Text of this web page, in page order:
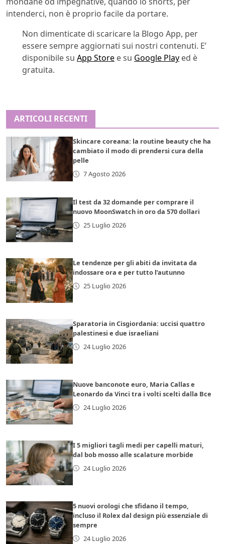
intenderci, non è proprio facile da portare.
Non dimenticate di scaricare la Blogo App, per
essere sempre aggiornati sui nostri contenuti. E’
disponibile su App Store e su Google Play ed è
gratuita.
ARTICOLI RECENTI
Skincare coreana: la routine beauty che ha
cambiato il modo di prendersi cura della
pelle
7 Agosto 2026
Il test da 32 domande per comprare il
nuovo MoonSwatch in oro da 570 dollari
25 Luglio 2026
Le tendenze per gli abiti da invitata da
indossare ora e per tutto l’autunno
25 Luglio 2026
Sparatoria in Cisgiordania: uccisi quattro
palestinesi e due israeliani
24 Luglio 2026
Nuove banconote euro, Maria Callas e
Leonardo da Vinci tra i volti scelti dalla Bce
24 Luglio 2026
I 5 migliori tagli medi per capelli maturi,
dal bob mosso alle scalature morbide
24 Luglio 2026
5 nuovi orologi che sfidano il tempo,
incluso il Rolex dal design più essenziale di
sempre
24 Luglio 2026